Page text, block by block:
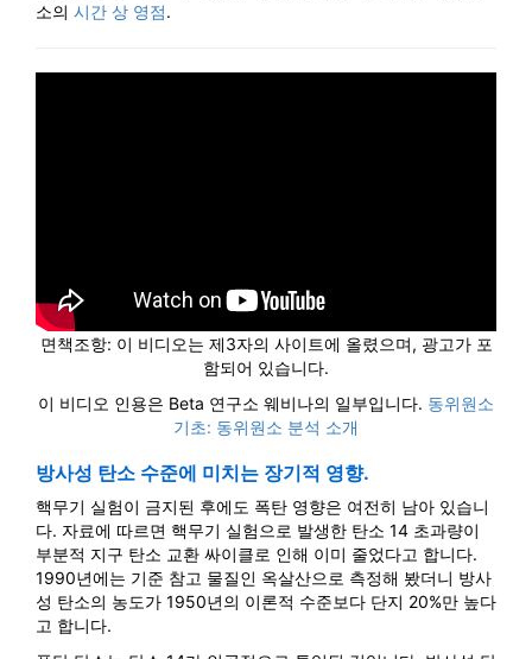
소의 시간 상 영점.
면책조항: 이 비디오는 제3자의 사이트에 올렸으며, 광고가 포
함되어 있습니다.
이 비디오 인용은 Beta 연구소 웨비나의 일부입니다. 동위원소
기초: 동위원소 분석 소개
방사성 탄소 수준에 미치는 장기적 영향.
핵무기 실험이 금지된 후에도 폭탄 영향은 여전히 남아 있습니
다. 자료에 따르면 핵무기 실험으로 발생한 탄소 14 초과량이
부분적 지구 탄소 교환 싸이클로 인해 이미 줄었다고 합니다.
1990년에는 기준 참고 물질인 옥살산으로 측정해 봤더니 방사
성 탄소의 농도가 1950년의 이론적 수준보다 단지 20%만 높다
고 합니다.